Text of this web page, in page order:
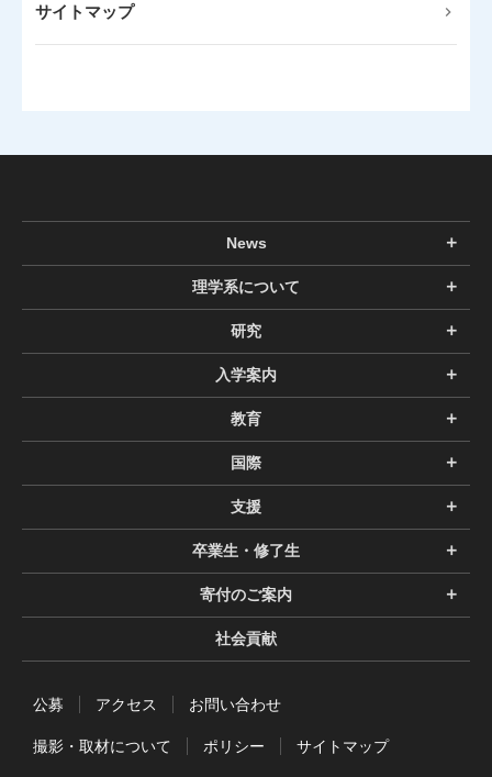
サイトマップ
News
理学系について
研究
入学案内
教育
国際
支援
卒業生・修了生
寄付のご案内
社会貢献
公募 アクセス お問い合わせ
撮影・取材について ポリシー サイトマップ